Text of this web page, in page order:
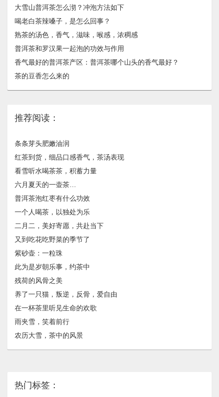
大雪山普洱茶怎么沏？冲泡方法如下
喝老白茶辣嗓子，是怎么回事？
熟茶的汤色，香气，滋味，喉感，浓稠感
普洱茶和罗汉果一起泡的功效与作用
香气最好的普洱茶产区：普洱茶哪个山头的香气最好？
茶的豆香怎么来的
推荐阅读：
条条芽头肥嫩油润
红茶到货，细品口感香气，茶汤表现
看雪听水喝茶茶，积蓄力量
六月夏天的一壶茶…
普洱茶泡红枣有什么功效
一个人喝茶，以独处为乐
二月二，美好寄愿，共赴当下
又到吃花吃野菜的季节了
紫砂壶：一粒珠
此为是岁朝乐事，约茶中
残荷的风骨之美
养了一只猫，叛逆，反骨，爱自由
在一杯茶里听见生命的欢歌
雨夹雪，笑着前行
农历大雪，茶中的风景
热门标签：